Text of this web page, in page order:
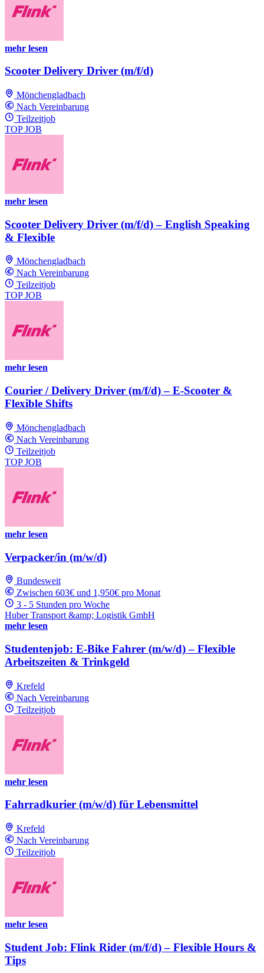
mehr lesen
Scooter Delivery Driver (m/f/d)
Mönchengladbach
Nach Vereinbarung
Teilzeitjob
TOP JOB
mehr lesen
Scooter Delivery Driver (m/f/d) – English Speaking
& Flexible
Mönchengladbach
Nach Vereinbarung
Teilzeitjob
TOP JOB
mehr lesen
Courier / Delivery Driver (m/f/d) – E-Scooter &
Flexible Shifts
Mönchengladbach
Nach Vereinbarung
Teilzeitjob
TOP JOB
mehr lesen
Verpacker/in (m/w/d)
Bundesweit
Zwischen 603€ und 1,950€ pro Monat
3 - 5 Stunden pro Woche
Huber Transport &amp; Logistik GmbH
mehr lesen
Studentenjob: E-Bike Fahrer (m/w/d) – Flexible
Arbeitszeiten & Trinkgeld
Krefeld
Nach Vereinbarung
Teilzeitjob
mehr lesen
Fahrradkurier (m/w/d) für Lebensmittel
Krefeld
Nach Vereinbarung
Teilzeitjob
mehr lesen
Student Job: Flink Rider (m/f/d) – Flexible Hours &
Tips